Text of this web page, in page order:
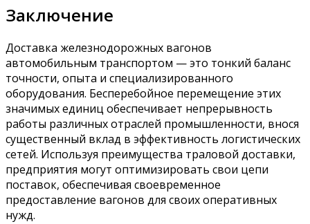
Заключение
Доставка железнодорожных вагонов
автомобильным транспортом — это тонкий баланс
точности, опыта и специализированного
оборудования. Бесперебойное перемещение этих
значимых единиц обеспечивает непрерывность
работы различных отраслей промышленности, внося
существенный вклад в эффективность логистических
сетей. Используя преимущества траловой доставки,
предприятия могут оптимизировать свои цепи
поставок, обеспечивая своевременное
предоставление вагонов для своих оперативных
нужд.